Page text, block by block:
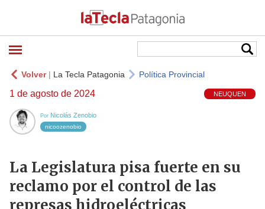
Volver| La Tecla Patagonia Política Provincial
1 de agosto de 2024 NEUQUEN
Por Nicolás Zenobio
nicoozenobio
La Legislatura pisa fuerte en su
reclamo por el control de las
represas hidroeléctricas